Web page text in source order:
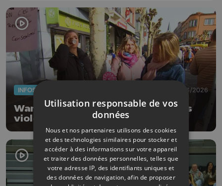
INFOS 06/03/2026
Waremme : sensibiliser contre les
violences intrafamiliales
Utilisation responsable de vos
données
Nous et nos partenaires utilisons des cookies
et des technologies similaires pour stocker et
accéder à des informations sur votre appareil
et traiter des données personnelles, telles que
votre adresse IP, des identifiants uniques et
des données de navigation, afin de proposer